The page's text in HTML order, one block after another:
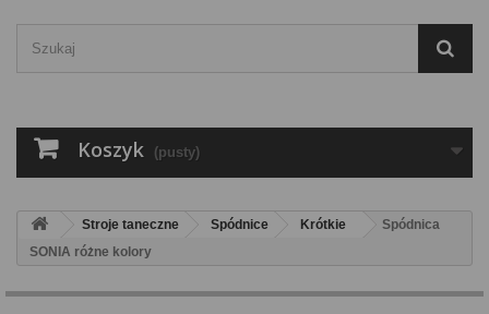
Koszyk (pusty)
Stroje taneczne Spódnice Krótkie
Spódnica
SONIA różne kolory